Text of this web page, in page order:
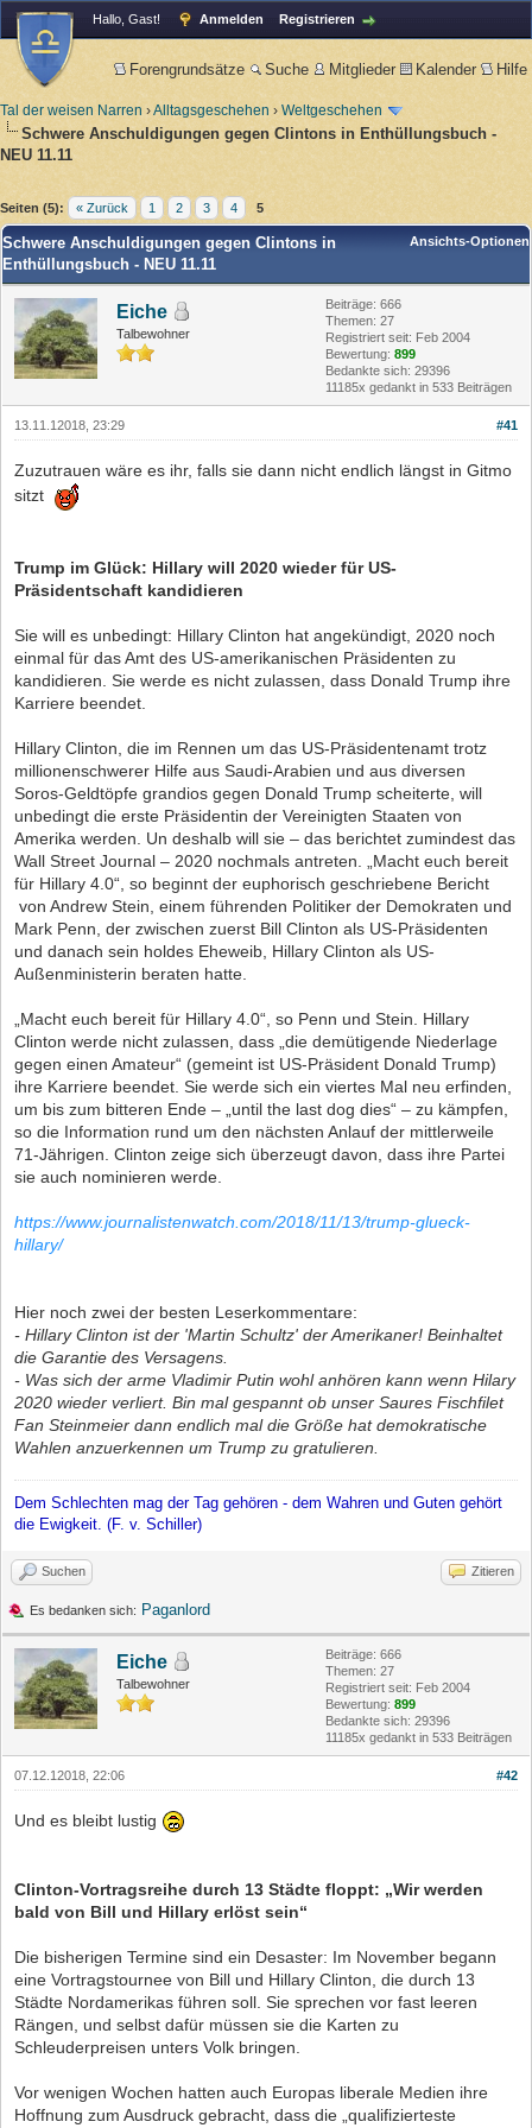
Hallo, Gast! Anmelden Registrieren
Forengrundsätze Suche Mitglieder Kalender Hilfe
Tal der weisen Narren ›Alltagsgeschehen › Weltgeschehen
Schwere Anschuldigungen gegen Clintons in Enthüllungsbuch -
NEU 11.11
Seiten (5): « Zurück 1 2 3 4 5
Ansichts-Optionen
Schwere Anschuldigungen gegen Clintons in
Enthüllungsbuch - NEU 11.11
Eiche
Talbewohner
Beiträge: 666
Themen: 27
Registriert seit: Feb 2004
Bewertung: 899
Bedankte sich: 29396
11185x gedankt in 533 Beiträgen
#41
13.11.12018, 23:29
Zuzutrauen wäre es ihr, falls sie dann nicht endlich längst in Gitmo
sitzt
Trump im Glück: Hillary will 2020 wieder für US-
Präsidentschaft kandidieren
Sie will es unbedingt: Hillary Clinton hat angekündigt, 2020 noch
einmal für das Amt des US-amerikanischen Präsidenten zu
kandidieren. Sie werde es nicht zulassen, dass Donald Trump ihre
Karriere beendet.
Hillary Clinton, die im Rennen um das US-Präsidentenamt trotz
millionenschwerer Hilfe aus Saudi-Arabien und aus diversen
Soros-Geldtöpfe grandios gegen Donald Trump scheiterte, will
unbedingt die erste Präsidentin der Vereinigten Staaten von
Amerika werden. Un deshalb will sie – das berichtet zumindest das
Wall Street Journal – 2020 nochmals antreten. „Macht euch bereit
für Hillary 4.0“, so beginnt der euphorisch geschriebene Bericht
von Andrew Stein, einem führenden Politiker der Demokraten und
Mark Penn, der zwischen zuerst Bill Clinton als US-Präsidenten
und danach sein holdes Eheweib, Hillary Clinton als US-
Außenministerin beraten hatte.
„Macht euch bereit für Hillary 4.0“, so Penn und Stein. Hillary
Clinton werde nicht zulassen, dass „die demütigende Niederlage
gegen einen Amateur“ (gemeint ist US-Präsident Donald Trump)
ihre Karriere beendet. Sie werde sich ein viertes Mal neu erfinden,
um bis zum bitteren Ende – „until the last dog dies“ – zu kämpfen,
so die Information rund um den nächsten Anlauf der mittlerweile
71-Jährigen. Clinton zeige sich überzeugt davon, dass ihre Partei
sie auch nominieren werde.
https://www.journalistenwatch.com/2018/11/13/trump-glueck-
hillary/
Hier noch zwei der besten Leserkommentare:
- Hillary Clinton ist der 'Martin Schultz' der Amerikaner! Beinhaltet
die Garantie des Versagens.
- Was sich der arme Vladimir Putin wohl anhören kann wenn Hilary
2020 wieder verliert. Bin mal gespannt ob unser Saures Fischfilet
Fan Steinmeier dann endlich mal die Größe hat demokratische
Wahlen anzuerkennen um Trump zu gratulieren.
Dem Schlechten mag der Tag gehören - dem Wahren und Guten gehört
die Ewigkeit. (F. v. Schiller)
Suchen Zitieren
Es bedanken sich: Paganlord
Eiche
Talbewohner
Beiträge: 666
Themen: 27
Registriert seit: Feb 2004
Bewertung: 899
Bedankte sich: 29396
11185x gedankt in 533 Beiträgen
#42
07.12.12018, 22:06
Und es bleibt lustig
Clinton-Vortragsreihe durch 13 Städte floppt: „Wir werden
bald von Bill und Hillary erlöst sein“
Die bisherigen Termine sind ein Desaster: Im November begann
eine Vortragstournee von Bill und Hillary Clinton, die durch 13
Städte Nordamerikas führen soll. Sie sprechen vor fast leeren
Rängen, und selbst dafür müssen sie die Karten zu
Schleuderpreisen unters Volk bringen.
Vor wenigen Wochen hatten auch Europas liberale Medien ihre
Hoffnung zum Ausdruck gebracht, dass die „qualifizierteste